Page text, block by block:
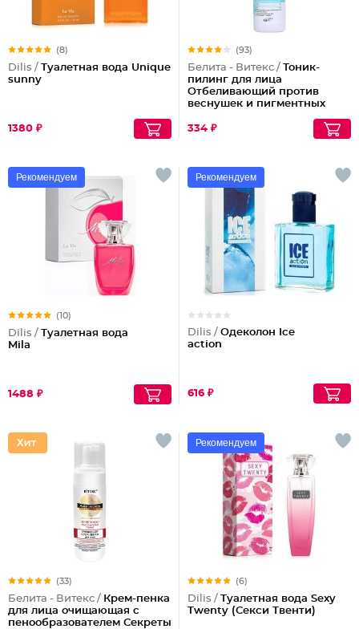
(8)
Dilis / Туалетная вода Unique
sunny
1380 ₽
(93)
Белита - Витекс / Тоник-
пилинг для лица
Отбеливающий против
веснушек и пигментных
334 ₽
Рекомендуем
(10)
Dilis / Туалетная вода
Mila
1488 ₽
Рекомендуем
Dilis / Одеколон Ice
action
616 ₽
(33)
Белита - Витекс / Крем-пенка
для лица очищающая с
пенообразователем Секреты
Рекомендуем
(6)
Dilis / Туалетная вода Sexy
Twenty (Секси Твенти)